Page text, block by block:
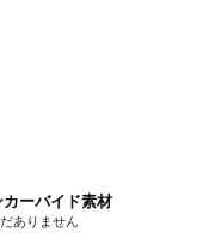
ーバイド素材
ありません